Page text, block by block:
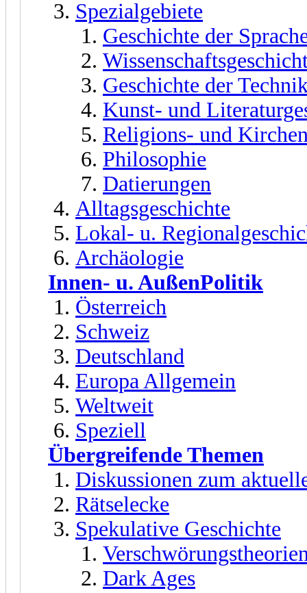
Spezialgebiete
Geschichte der
Geschichte der
Kunst- und
Religions- und
Philosophie
Datierungen
Alltagsgeschichte
Lokal- u.
Archäologie
Innen- u. AußenPolitik
Österreich
Schweiz
Deutschland
Europa Allgemein
Weltweit
Speziell
Übergreifende Themen
Diskussionen zum
Rätselecke
Spekulative Geschichte
Dark Ages